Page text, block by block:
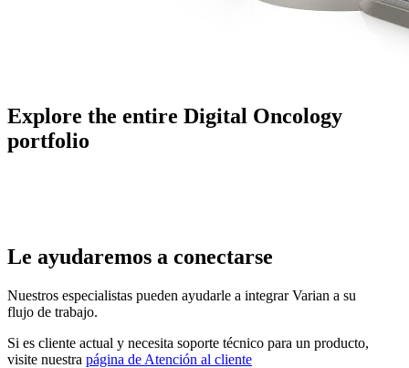
Explore the entire Digital Oncology
portfolio
Le ayudaremos a conectarse
Nuestros especialistas pueden ayudarle a integrar Varian a su
flujo de trabajo.
Si es cliente actual y necesita soporte técnico para un producto,
visite nuestra página de Atención al cliente